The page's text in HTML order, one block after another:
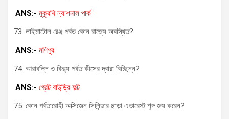
ANS:- মুকুরথি ন্যাশনাল পার্ক
লাইমাটোল রেঞ্জ পর্বত কোন রাজ্যে অবস্থিত?
ANS:- মণিপুর
আরাবল্লি ও বিন্ধ্য পর্বত কীসের দ্বারা বিচ্ছিন্ন?
ANS:- গ্রেট বাউন্ড্রি ফল্ট
কোন পর্বতারোহী অক্সিজেন সিলিন্ডার ছাড়া এভারেস্ট শৃঙ্গ জয় করেন?